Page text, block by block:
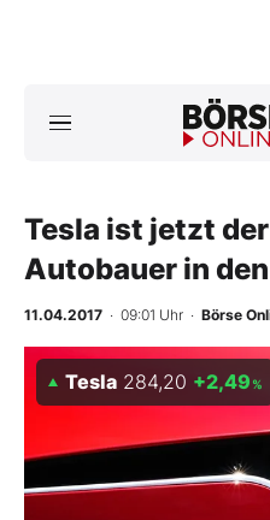
Anlageprodukte
Finanz-Check
Abo & Shop
BO-Musterdepots
Experten
Tesla ist jetzt
Autobauer in den
11.04.2017 · 09:01 Uhr · Börse
Tesla 284,20 +2,49%